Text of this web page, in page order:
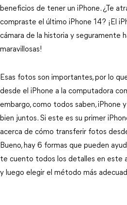
beneficios de tener un iPhone. ¿Te
compraste el último iPhone 14? ¡El
cámara de la historia y seguramente
maravillosas!
Esas fotos son importantes, por lo
desde el iPhone a la computadora
embargo, como todos saben, iPhone
bien juntos. Si este es su primer
acerca de cómo transferir fotos
Bueno, hay 6 formas que pueden
te cuento todos los detalles en este
y luego elegir el método más